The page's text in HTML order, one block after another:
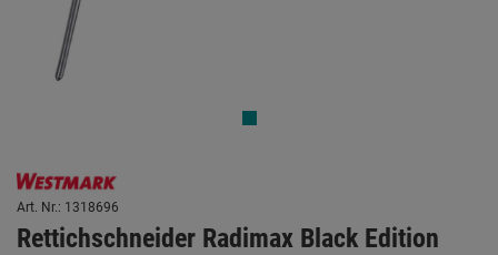
Art. Nr.: 1318696
Rettichschneider Radimax Black Edition